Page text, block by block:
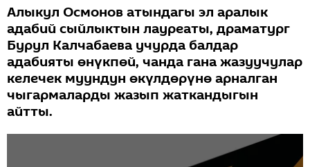
Алыкул Осмонов атындагы эл аралык
адабий сыйлыктын лауреаты, драматург
Бурул Калчабаева учурда балдар
адабияты өнүкпөй, чанда гана жазуучулар
келечек муундун өкүлдөрүнө арналган
чыгармаларды жазып жаткандыгын
айтты.